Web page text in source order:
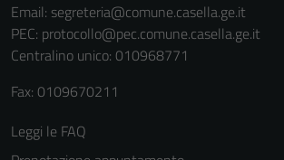
Email: segreteria@comune.casella.ge.it
PEC: protocollo@pec.comune.casella.ge.it
Centralino unico: 010968771
Fax: 0109670211
Leggi le FAQ
di questi